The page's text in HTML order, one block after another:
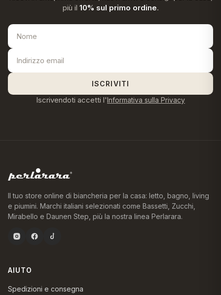
più il 10% sul primo ordine.
ISCRIVITI
Iscrivendoti accetti l'Informativa sulla Privacy
Il tuo store online di biancheria per la casa: letto, bagno, living
e piumini. Marchi italiani selezionati come Bassetti, Zucchi,
Mirabello e Daunen Step, più la nostra linea Perlarara.
AIUTO
Spedizioni e consegna